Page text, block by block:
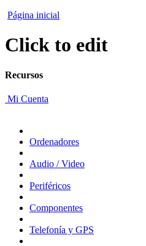
Página inicial
Click to edit
Recursos
Mi Cuenta
Ordenadores
Audio / Video
Periféricos
Componentes
Telefonía y GPS